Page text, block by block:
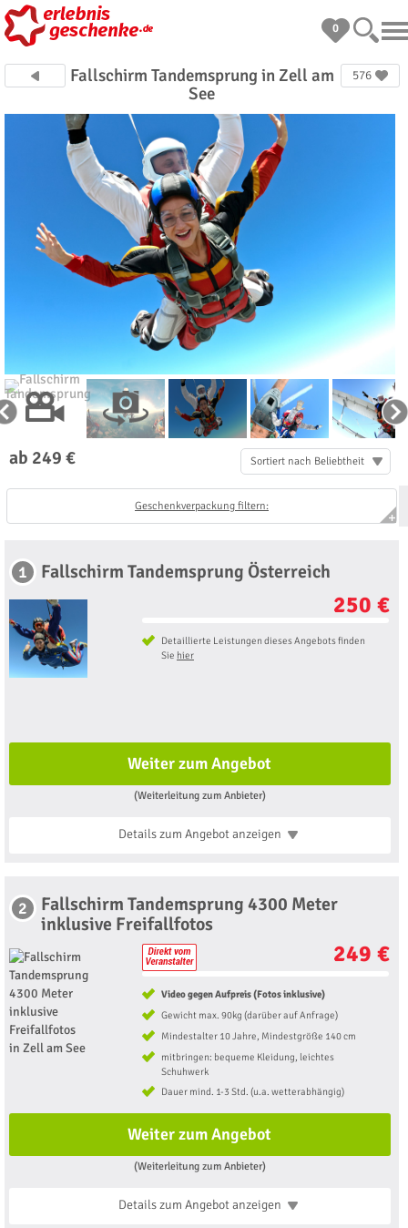
0
Fallschirm Tandemsprung in Zell am
See
576
ab 249 € Sortiert nach Beliebtheit
Geschenkverpackung filtern:
1 Fallschirm Tandemsprung Österreich
250 €
Detaillierte Leistungen dieses Angebots finden
Sie hier
Weiter zum Angebot
(Weiterleitung zum Anbieter)
Details zum Angebotanzeigen
2
Fallschirm Tandemsprung 4300 Meter
inklusive Freifallfotos
249 €
Video gegen Aufpreis (Fotos inklusive)
Gewicht max. 90kg (darüber auf Anfrage)
Mindestalter 10 Jahre, Mindestgröße 140 cm
mitbringen: bequeme Kleidung, leichtes
Schuhwerk
Dauer mind. 1-3 Std. (u.a. wetterabhängig)
Weiter zum Angebot
(Weiterleitung zum Anbieter)
Details zum Angebotanzeigen